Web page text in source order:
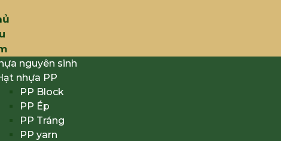
nguyên sinh
nhựa PP
PP Block
PP Ép
PP Tráng
PP yarn